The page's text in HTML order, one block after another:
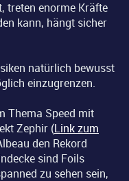
treten enorme Kräfte
kann, hängt sicher
natürlich bewusst
einzugrenzen.
Thema Speed mit
Zephir (Link zum
den Rekord
sind Foils
zu sehen sein,